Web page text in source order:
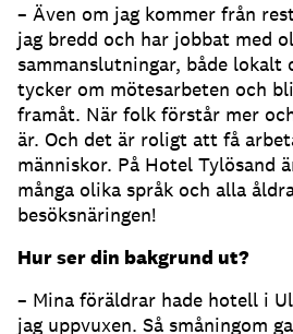
– Även om jag kommer från
jag bredd och har jobbat med
sammanslutningar, både
tycker om mötesarbeten och
framåt. När folk förstår mer
är. Och det är roligt att få
människor. På Hotel Tylösand
många olika språk och alla
besöksnäringen!
Hur ser din bakgrund ut?
– Mina föräldrar hade hotell i
jag uppvuxen. Så småningom